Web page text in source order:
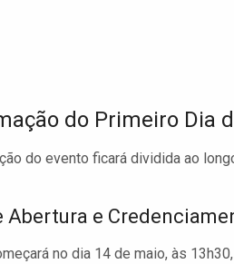
do Primeiro Dia
do evento ficará dividida ao
Abertura e
no dia 14 de maio, às